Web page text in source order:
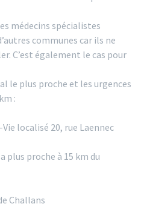
médecins spécialistes
communes car ils ne
C’est également le cas pour
le plus proche et les urgences
:
localisé 20, rue Laennec
plus proche à 15 km du
Challans